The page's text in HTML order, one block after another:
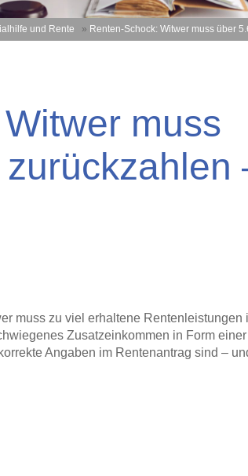
und Rente » Renten-Schock: Witwer muss über
muss
muss zu viel erhaltene Rentenleistungen
Zusatzeinkommen in Form einer
Angaben im Rentenantrag sind –